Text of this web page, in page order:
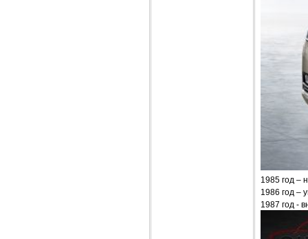
1985 год –
1986 год –
1987 год -